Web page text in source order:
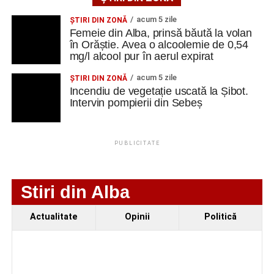
Adaugă cugirinfo.ro ca sursă
preferată pe Google
Ultimele știri din Cugir
Cum și-a construit un informatician din Cugir propria
mașină solară. Vehiculul a ajuns și la o expoziție din
mobilități Erasmus+ în Croația
antreprenorul Alexandru Jittu care a lucrat pentru
ŞTIRI DIN ZONĂ acum 5 zile
Femeie din Alba, prinsă băută la volan
în Orăștie. Avea o alcoolemie de 0,54
mg/l alcool pur în aerul expirat
ŞTIRI DIN ZONĂ acum 5 zile
Incendiu de vegetație uscată la Șibot.
Intervin pompierii din Sebeș
PUBLICITATE
Stiri din Alba
Actualitate Opinii Politică